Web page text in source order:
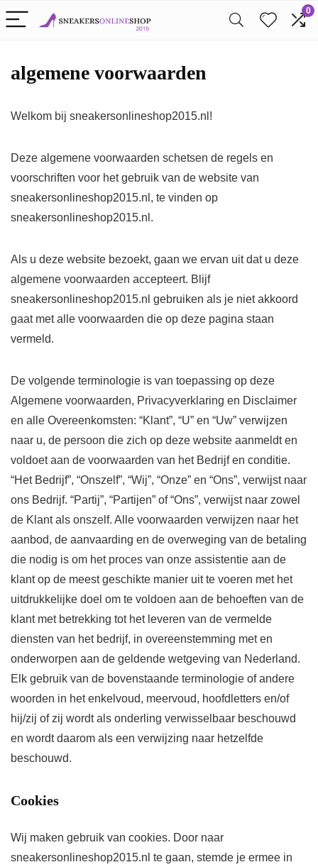
0
algemene voorwaarden
Welkom bij sneakersonlineshop2015.nl!
Deze algemene voorwaarden schetsen de regels en
voorschriften voor het gebruik van de website van
sneakersonlineshop2015.nl, te vinden op
sneakersonlineshop2015.nl.
Als u deze website bezoekt, gaan we ervan uit dat u deze
algemene voorwaarden accepteert. Blijf
sneakersonlineshop2015.nl gebruiken als je niet akkoord
gaat met alle voorwaarden die op deze pagina staan ​​
vermeld.
De volgende terminologie is van toepassing op deze
Algemene voorwaarden, Privacyverklaring en Disclaimer
en alle Overeenkomsten: “Klant”, “U” en “Uw” verwijzen
naar u, de persoon die zich op deze website aanmeldt en
voldoet aan de voorwaarden van het Bedrijf en conditie.
“Het Bedrijf”, “Onszelf”, “Wij”, “Onze” en “Ons”, verwijst naar
ons Bedrijf. “Partij”, “Partijen” of “Ons”, verwijst naar zowel
de Klant als onszelf. Alle voorwaarden verwijzen naar het
aanbod, de aanvaarding en de overweging van de betaling
die nodig is om het proces van onze assistentie aan de
klant op de meest geschikte manier uit te voeren met het
uitdrukkelijke doel om te voldoen aan de behoeften van de
klant met betrekking tot het leveren van de vermelde
diensten van het bedrijf, in overeenstemming met en
onderworpen aan de geldende wetgeving van Nederland.
Elk gebruik van de bovenstaande terminologie of andere
woorden in het enkelvoud, meervoud, hoofdletters en/of
hij/zij of zij wordt als onderling verwisselbaar beschouwd
en wordt daarom als een verwijzing naar hetzelfde
beschouwd.
Cookies
Wij maken gebruik van cookies. Door naar
sneakersonlineshop2015.nl te gaan, stemde je ermee in